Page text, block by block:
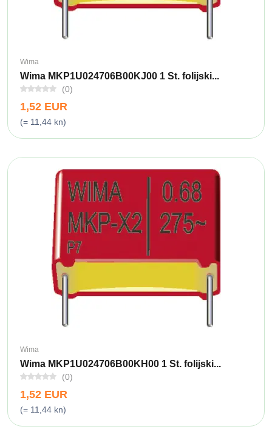
Wima
Wima MKP1U024706B00KJ00 1 St. folijski...
(0)
1,52 EUR
(= 11,44 kn)
Wima
Wima MKP1U024706B00KH00 1 St. folijski...
(0)
1,52 EUR
(= 11,44 kn)